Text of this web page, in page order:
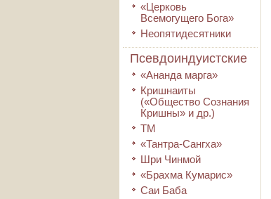
«Церковь
Всемогущего Бога»
Неопятидесятники
Псевдоиндуистские
«Ананда марга»
Кришнаиты
(«Общество Сознания
Кришны» и др.)
ТМ
«Тантра-Сангха»
Шри Чинмой
«Брахма Кумарис»
Саи Баба